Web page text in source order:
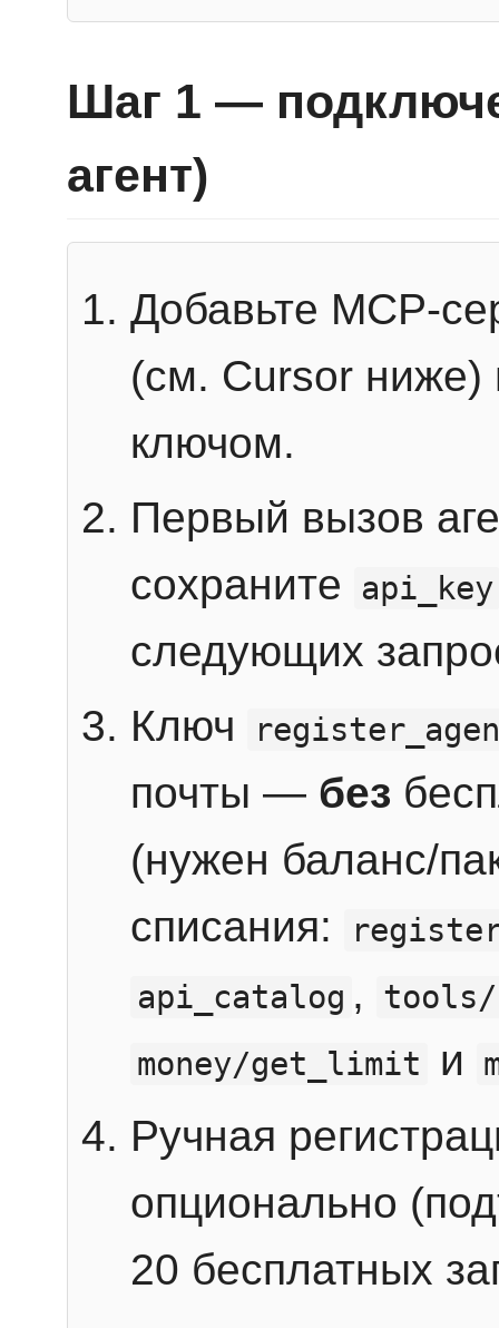
Шаг 1 —
агент)
Добавьте MCP-
(см. Cursor ниже)
ключом.
Первый вызов
сохраните
api_key
следующих
Ключ
почты — без
(нужен баланс/
списания:
api_catalog ,
money/get_limit
и
Ручная
опционально
20 бесплатных